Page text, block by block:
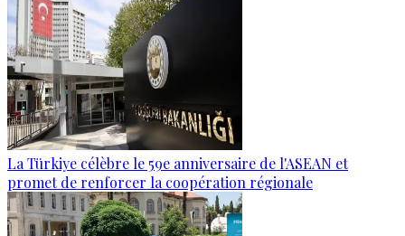
La Türkiye célèbre le 59e anniversaire de l'ASEAN et
promet de renforcer la coopération régionale